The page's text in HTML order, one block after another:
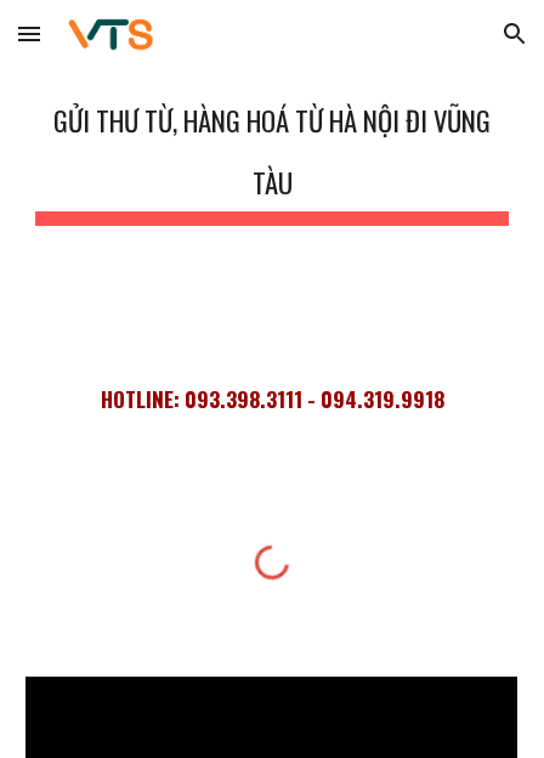
Skip to main content Skip to navigation
GỬI THƯ TỪ, HÀNG HOÁ TỪ HÀ NỘI ĐI VŨNG
TÀU
HOTLINE: 093.398.3111 - 094.319.9918